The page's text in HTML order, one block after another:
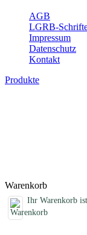
AGB
LGRB-
Impressum
Datenschutz
Kontakt
Produkte
Warenkorb
Ihr Warenkorb